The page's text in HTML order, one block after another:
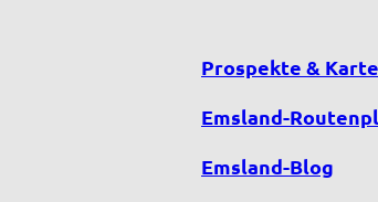
Prospekte &
Emsland-
Emsland-Blog